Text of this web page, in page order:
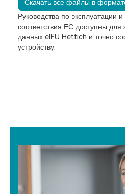
Скачать все файлы в
Руководства по эксплуатации
соответствия ЕС доступны для
данных eIFU Hettich и точно
устройству.